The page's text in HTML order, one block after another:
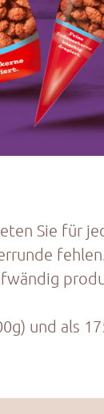
Sie für
fehlen.
und als